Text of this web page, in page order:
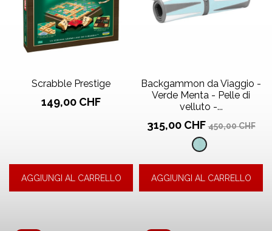
Scrabble Prestige
Prezzo
149,00 CHF
AGGIUNGI AL CARRELLO
Backgammon da Viaggio -
Verde Menta - Pelle di
velluto -...
Prezzo
315,00 CHFPrezzo
450,00 CHF
Pelle
di
velluto
AGGIUNGI AL CARRELLO